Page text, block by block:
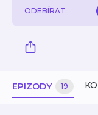
ODEBÍRAT
EPIZODY 19